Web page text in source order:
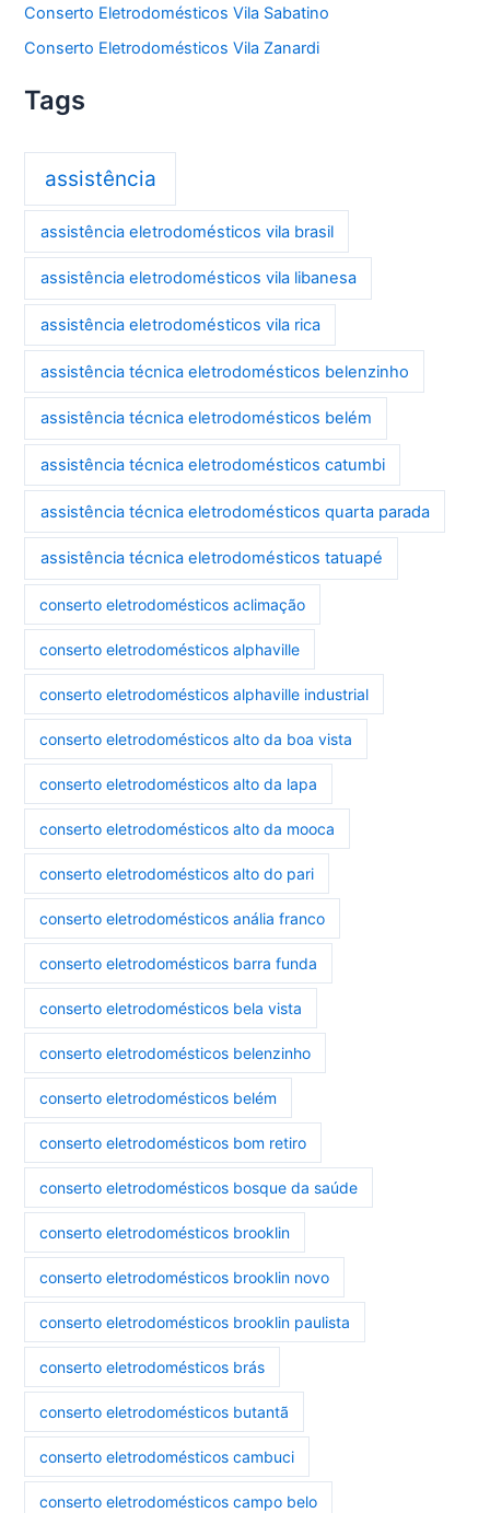
Conserto Eletrodomésticos Vila Sabatino
Conserto Eletrodomésticos Vila Zanardi
Tags
assistência
assistência eletrodomésticos vila brasil
assistência eletrodomésticos vila libanesa
assistência eletrodomésticos vila rica
assistência técnica eletrodomésticos belenzinho
assistência técnica eletrodomésticos belém
assistência técnica eletrodomésticos catumbi
assistência técnica eletrodomésticos quarta parada
assistência técnica eletrodomésticos tatuapé
conserto eletrodomésticos aclimação
conserto eletrodomésticos alphaville
conserto eletrodomésticos alphaville industrial
conserto eletrodomésticos alto da boa vista
conserto eletrodomésticos alto da lapa
conserto eletrodomésticos alto da mooca
conserto eletrodomésticos alto do pari
conserto eletrodomésticos anália franco
conserto eletrodomésticos barra funda
conserto eletrodomésticos bela vista
conserto eletrodomésticos belenzinho
conserto eletrodomésticos belém
conserto eletrodomésticos bom retiro
conserto eletrodomésticos bosque da saúde
conserto eletrodomésticos brooklin
conserto eletrodomésticos brooklin novo
conserto eletrodomésticos brooklin paulista
conserto eletrodomésticos brás
conserto eletrodomésticos butantã
conserto eletrodomésticos cambuci
conserto eletrodomésticos campo belo